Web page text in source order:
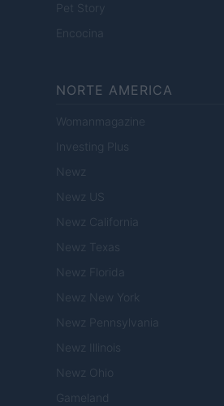
Pet Story
Encocina
NORTE AMERICA
Womanmagazine
Investing Plus
Newz
Newz US
Newz California
Newz Texas
Newz Florida
Newz New York
Newz Pennsylvania
Newz Illinois
Newz Ohio
Gameland